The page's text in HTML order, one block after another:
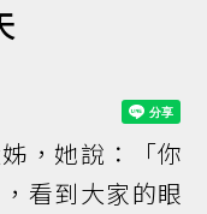
，她說：「你
看到大家的眼